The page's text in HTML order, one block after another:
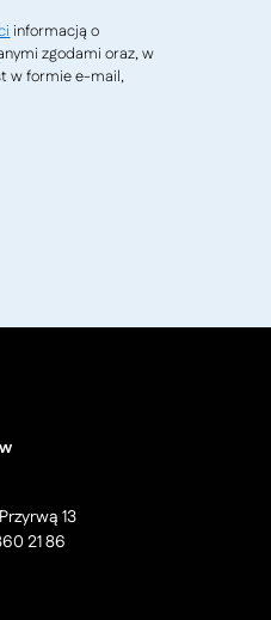
informacją o
zgodami oraz, w
w formie e-mail,
13
21 86